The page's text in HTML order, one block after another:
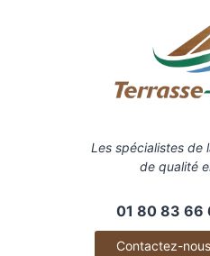
Les spécialistes de
de qualité
01 80 83 66
Contactez-